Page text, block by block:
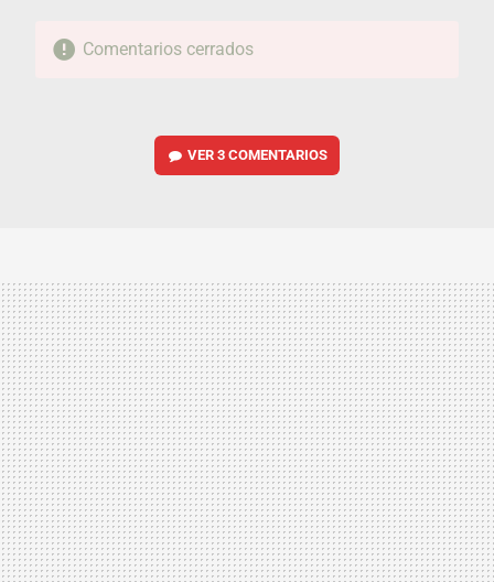
Comentarios cerrados
VER3 COMENTARIOS